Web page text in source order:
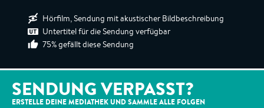
Hörfilm, Sendung mit akustischer Bildbeschreibung
Untertitel für die Sendung verfügbar
75% gefällt diese Sendung
SENDUNG VERPASST?
ERSTELLE DEINE MEDIATHEK UND SAMMLE ALLE FOLGEN